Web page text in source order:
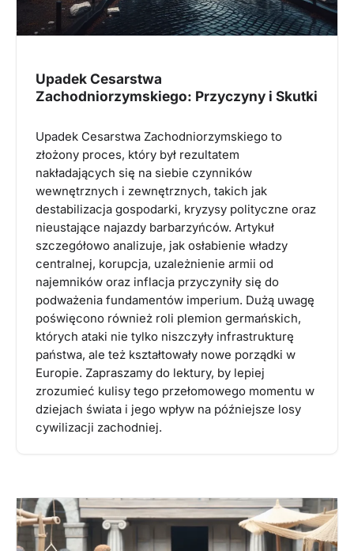
Upadek Cesarstwa
Zachodniorzymskiego: Przyczyny i Skutki
Upadek Cesarstwa Zachodniorzymskiego to
złożony proces, który był rezultatem
nakładających się na siebie czynników
wewnętrznych i zewnętrznych, takich jak
destabilizacja gospodarki, kryzysy polityczne oraz
nieustające najazdy barbarzyńców. Artykuł
szczegółowo analizuje, jak osłabienie władzy
centralnej, korupcja, uzależnienie armii od
najemników oraz inflacja przyczyniły się do
podważenia fundamentów imperium. Dużą uwagę
poświęcono również roli plemion germańskich,
których ataki nie tylko niszczyły infrastrukturę
państwa, ale też kształtowały nowe porządki w
Europie. Zapraszamy do lektury, by lepiej
zrozumieć kulisy tego przełomowego momentu w
dziejach świata i jego wpływ na późniejsze losy
cywilizacji zachodniej.